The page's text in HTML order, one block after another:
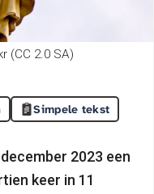
(CC 2.0 SA)
Simpele tekst
2023 een
keer in 11